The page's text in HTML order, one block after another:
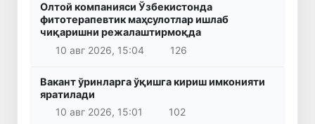
Олтой компанияси Ўзбекистонда
фитотерапевтик маҳсулотлар ишлаб
чиқаришни режалаштирмоқда
10 авг 2026, 15:04
126
Вакант ўринларга ўқишга кириш имконияти
яратилади
10 авг 2026, 15:01
102